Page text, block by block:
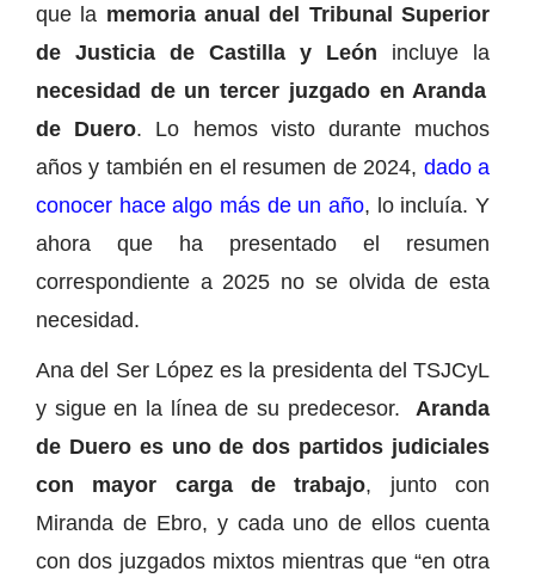
que la memoria anual del Tribunal Superior
de Justicia de Castilla y León incluye la
necesidad de un tercer juzgado en Aranda
de Duero. Lo hemos visto durante muchos
años y también en el resumen de 2024, dado a
conocer hace algo más de un año, lo incluía. Y
ahora que ha presentado el resumen
correspondiente a 2025 no se olvida de esta
necesidad.
Ana del Ser López es la presidenta del TSJCyL
y sigue en la línea de su predecesor. Aranda
de Duero es uno de dos partidos judiciales
con mayor carga de trabajo, junto con
Miranda de Ebro, y cada uno de ellos cuenta
con dos juzgados mixtos mientras que “en otra